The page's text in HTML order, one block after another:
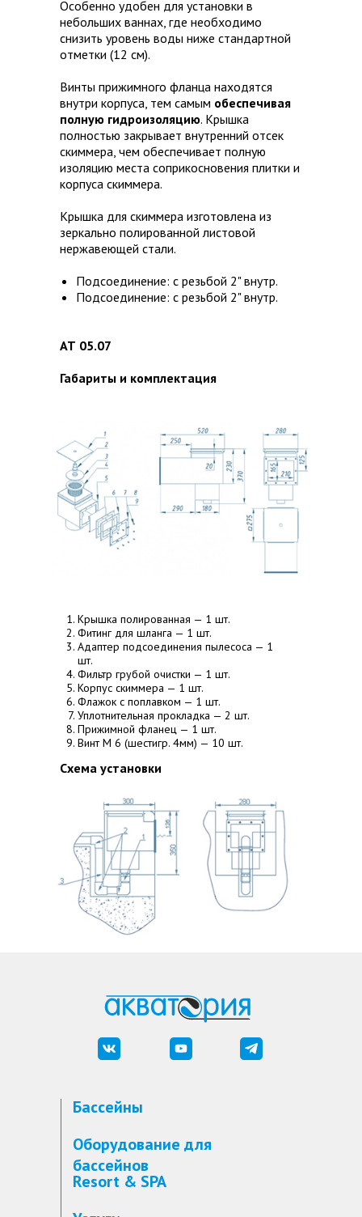
Особенно удобен для установки в
небольших ваннах, ​где необходимо
снизить уровень воды ниже стандартной
отметки (12 см).
Винты прижимного фланца находятся
внутри корпуса, ​тем самым обеспечивая
полную гидроизоляцию. Крышка
полностью закрывает внутренний отсек
скиммера, ​чем обеспечивает полную
изоляцию места соприкосновения плитки и
корпуса скиммера.
Крышка для скиммера изготовлена из
зеркально полированной листовой
нержавеющей стали.
Подсоединение: с резьбой 2" внутр.
Подсоединение: с резьбой 2" внутр.
АТ 05.07
Габариты и комплектация
Крышка полированная — 1 шт.
Фитинг для шланга — 1 шт.
Адаптер подсоединения пылесоса — 1
шт.
Фильтр грубой очистки — 1 шт.
Корпус скиммера — 1 шт.
Флажок с поплавком — 1 шт.
Уплотнительная прокладка — 2 шт.
Прижимной фланец — 1 шт.
Винт М 6 (шестигр. 4мм) — 10 шт.
Схема установки
Бассейны
Оборудование для
бассейнов
Resort & SPA